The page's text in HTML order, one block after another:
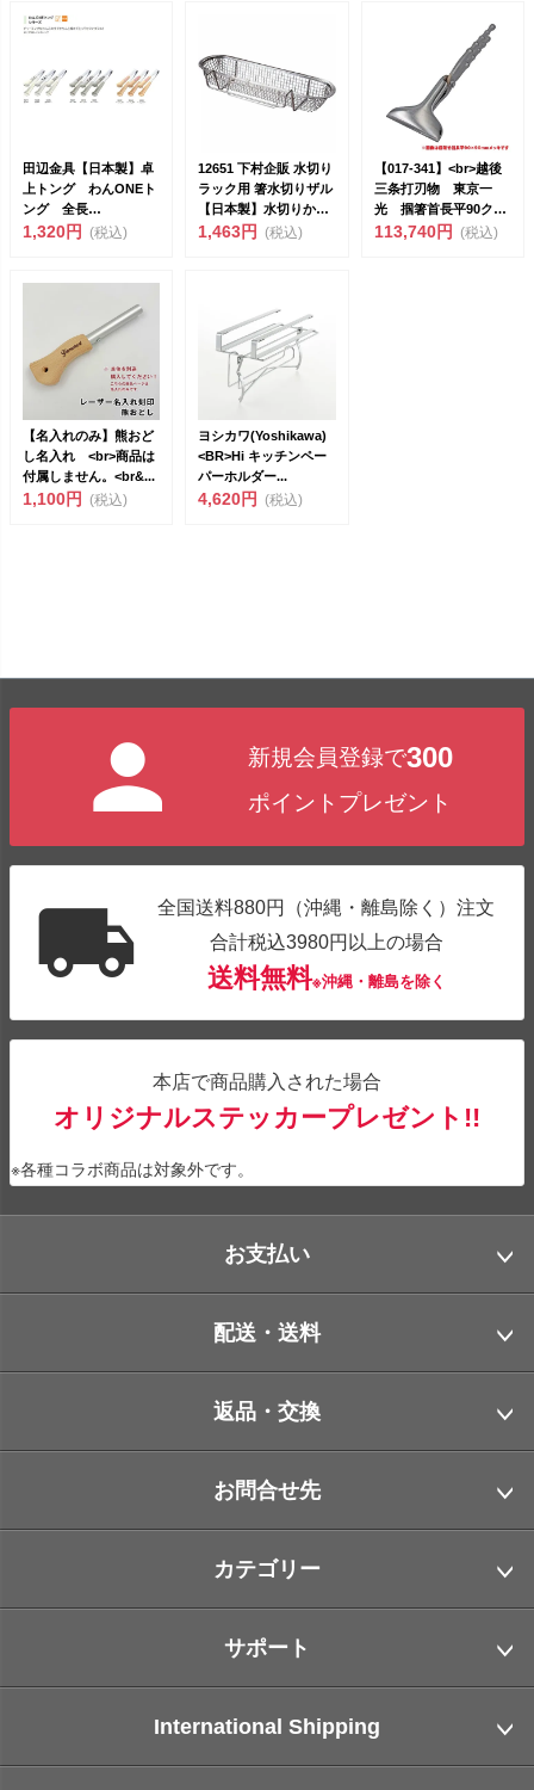
田辺金具【日本製】卓
上トング わんONEト
ング 全長
18cm（692549）<...
1,320円 (税込)
12651 下村企販 水切り
ラック用 箸水切りザル
【日本製】水切りかご
簡単取り付...
1,463円 (税込)
【017-341】<br>越後
三条打刃物 東京一
光 掴箸首長平90クロ
ー...
113,740円 (税込)
【名入れのみ】熊おど
し名入れ <br>商品は
付属しません。<br&...
1,100円 (税込)
ヨシカワ(Yoshikawa)
<BR>Hi キッチンペー
パーホルダー...
4,620円 (税込)
新規会員登録で300
ポイントプレゼント
全国送料880円（沖縄・離島除く）注文
合計税込3980円以上の場合
送料無料※沖縄・離島を除く
本店で商品購入された場合
オリジナルステッカープレゼント!!
※各種コラボ商品は対象外です。
お支払い
配送・送料
返品・交換
お問合せ先
カテゴリー
サポート
International Shipping